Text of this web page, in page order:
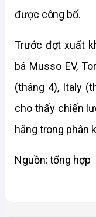
được công bố.
Trước đợt xuất
bá Musso EV,
(tháng 4), Italy
cho thấy chiến
hãng trong phân
Nguồn: tổng hợp